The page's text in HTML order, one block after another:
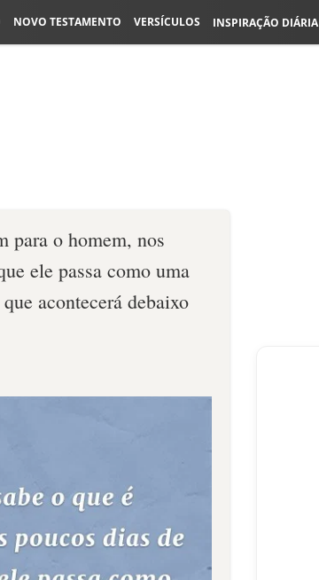
NOVO TESTAMENTO VERSÍCULOS INSPIRAÇÃO DIÁRIA
para o ho­mem, nos
ele passa como uma
acontecerá debaixo